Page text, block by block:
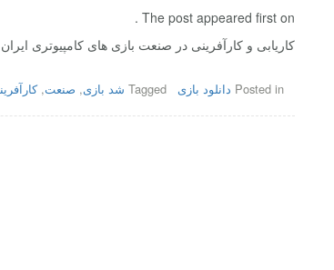
The post appeared first on .
کاریابی و کارآفرینی در صنعت بازی های کامپیوتری
Posted in دانلود بازی Tagged شد بازی, صنعت,